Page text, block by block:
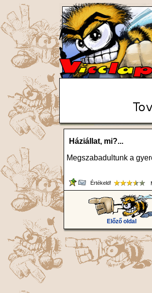
Háziállat, mi?...
Megszabadultunk a
Értékeld!
Előző oldal